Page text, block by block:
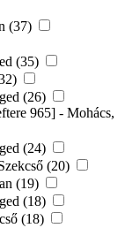
(37)
(35)
(26)
965] - Mohács,
(24)
(20)
(19)
(18)
(18)